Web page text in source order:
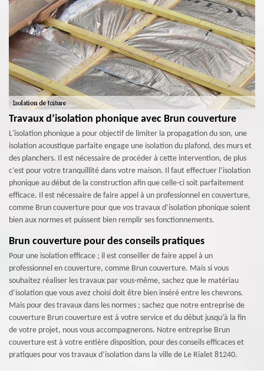
Travaux d’isolation phonique avec Brun couverture
L'isolation phonique a pour objectif de limiter la propagation du son, une
isolation acoustique parfaite engage une isolation du plafond, des murs et
des planchers. Il est nécessaire de procéder à cette intervention, de plus
c’est pour votre tranquillité dans votre maison. Il faut effectuer l’isolation
phonique au début de la construction afin que celle-ci soit parfaitement
efficace. Il est nécessaire de faire appel à un professionnel en couverture,
comme Brun couverture pour que vos travaux d’isolation phonique soient
bien aux normes et puissent bien remplir ses fonctionnements.
Brun couverture pour des conseils pratiques
Pour une isolation efficace ; il est conseiller de faire appel à un
professionnel en couverture, comme Brun couverture. Mais si vous
souhaitez réaliser les travaux par vous-même, sachez que le matériau
d’isolation que vous avez choisi doit être bien inséré entre les chevrons.
Mais pour des travaux dans les normes ; sachez que notre entreprise de
couverture Brun couverture est à votre service et du début jusqu’à la fin
de votre projet, nous vous accompagnerons. Notre entreprise Brun
couverture est à votre entière disposition, pour des conseils efficaces et
pratiques pour vos travaux d’isolation dans la ville de Le Rialet 81240.